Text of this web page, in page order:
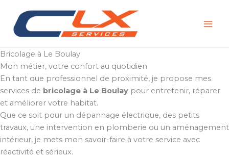
contenu
Bricolage à Le Boulay
Mon métier, votre confort au quotidien
En tant que professionnel de proximité, je propose mes
services de bricolage à Le Boulay pour entretenir, réparer
et améliorer votre habitat.
Que ce soit pour un dépannage électrique, des petits
travaux, une intervention en plomberie ou un aménagement
intérieur, je mets mon savoir-faire à votre service avec
réactivité et sérieux.